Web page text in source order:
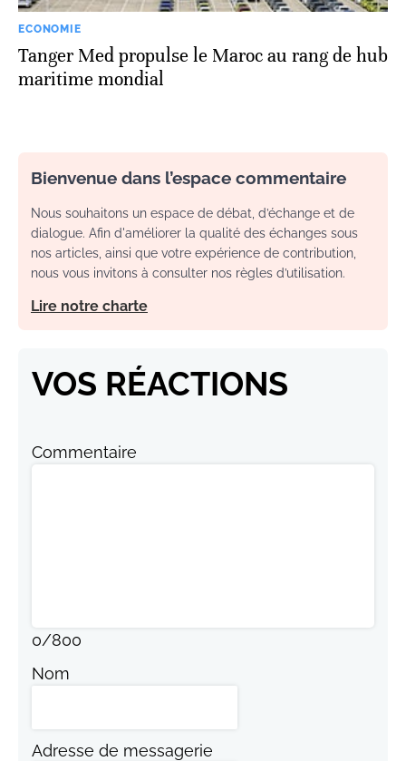
ECONOMIE
Tanger Med propulse le Maroc au rang de hub
maritime mondial
Bienvenue dans l’espace commentaire
Nous souhaitons un espace de débat, d’échange et de
dialogue. Afin d'améliorer la qualité des échanges sous
nos articles, ainsi que votre expérience de contribution,
nous vous invitons à consulter nos règles d’utilisation.
Lire notre charte
VOS RÉACTIONS
Commentaire
0/800
Nom
Adresse de messagerie